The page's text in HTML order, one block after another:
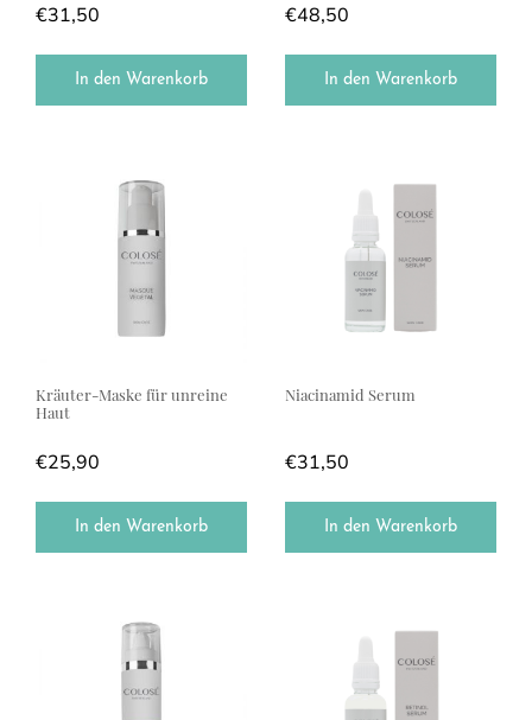
€31,50
In den Warenkorb
€48,50
In den Warenkorb
Kräuter-Maske für unreine
Haut
€25,90
In den Warenkorb
Niacinamid Serum
€31,50
In den Warenkorb